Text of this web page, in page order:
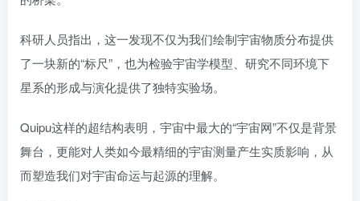
科研人员指出，这一发现不仅为我们绘制宇宙物质分布提供
了一块新的“标尺”，也为检验宇宙学模型、研究不同环境下
星系的形成与演化提供了独特实验场。
Quipu这样的超结构表明，宇宙中最大的“宇宙网”不仅是背景
舞台，更能对人类如今最精细的宇宙测量产生实质影响，从
而塑造我们对宇宙命运与起源的理解。